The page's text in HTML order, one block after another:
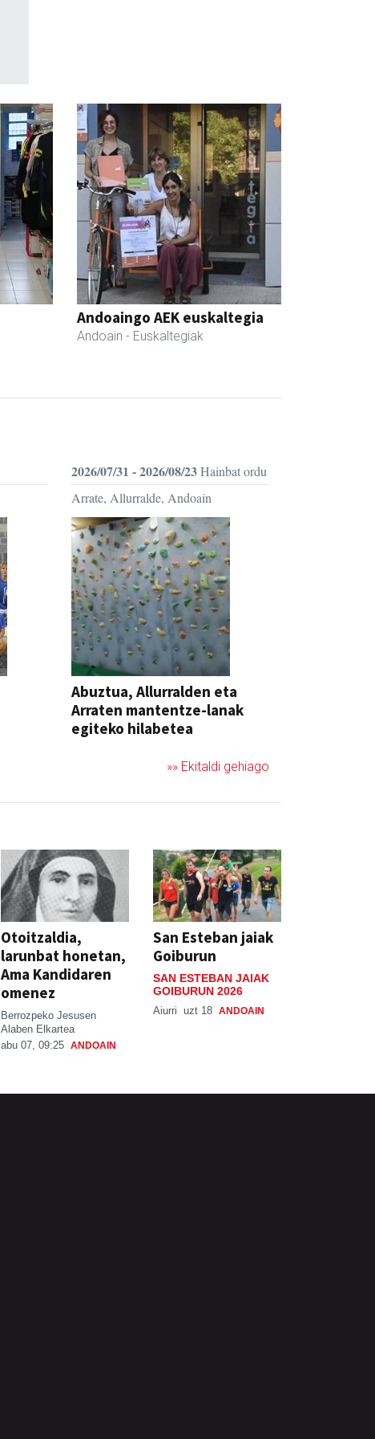
Andoaingo AEK euskaltegia
Andoain - Euskaltegiak
2026/07/31 - 2026/08/23Hainbat ordu
Arrate, Allurralde, Andoain
Abuztua, Allurralden eta
Arraten mantentze-lanak
egiteko hilabetea
»» Ekitaldi gehiago
Otoitzaldia,
larunbat honetan,
Ama Kandidaren
omenez
Berrozpeko Jesusen
Alaben Elkartea
abu 07, 09:25 ANDOAIN
San Esteban jaiak
Goiburun
SAN ESTEBAN JAIAK
GOIBURUN 2026
Aiurri uzt 18 ANDOAIN